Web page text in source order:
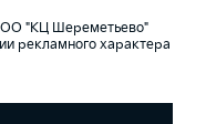
"КЦ Шереметьево"
рекламного характера